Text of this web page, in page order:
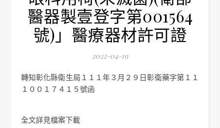
醫器製壹登字第001564
號)」醫療器材許可證
2022-04-19
轉知彰化縣衛生局１１１年３月２９日彰衛藥字第１１
１００１７４１５號函
全文詳見檔案下載